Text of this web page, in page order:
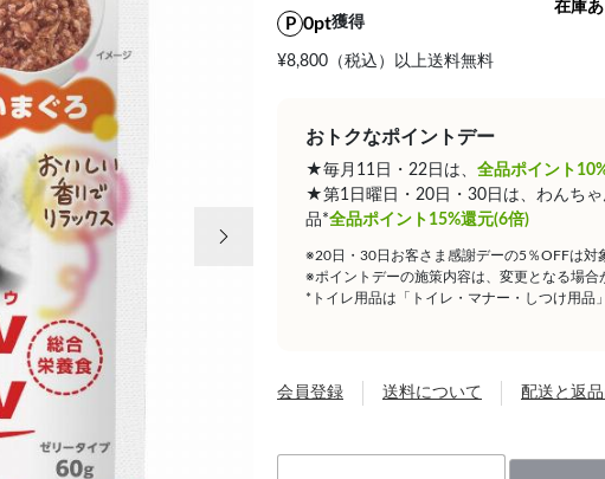
0pt獲得
¥8,800（税込）以上送料無料
在庫あ
おトクなポイントデー
★毎月11日・22日は、 全品ポイント
★第1日曜日・20日・30日は、わんち
品*全品ポイント15%還元(6倍)
※20日・30日お客さま感謝デーの5％OFFは対
※ポイントデーの施策内容は、変更となる場合
*トイレ用品は「トイレ・マナー・しつけ用品
会員登録 送料について 配送と返